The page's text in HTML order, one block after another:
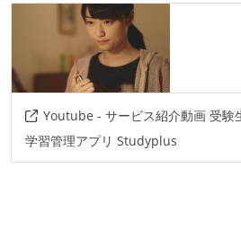
Youtube - サービス紹介動画 受験
学習管理アプリ Studyplus